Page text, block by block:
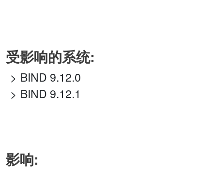
受影响的系统:
BIND 9.12.0
BIND 9.12.1
影响: